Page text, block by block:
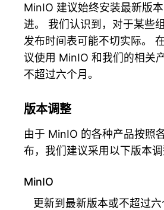
MinIO 建议始终安装最新版
进。 我们认识到，对于某些
发布时间表可能不切实际。
议使用 MinIO 和我们的相关
不超过六个月。
版本调整
由于 MinIO 的各种产品按照
布，我们建议采用以下版本
MinIO
更新到最新版本或不超过六